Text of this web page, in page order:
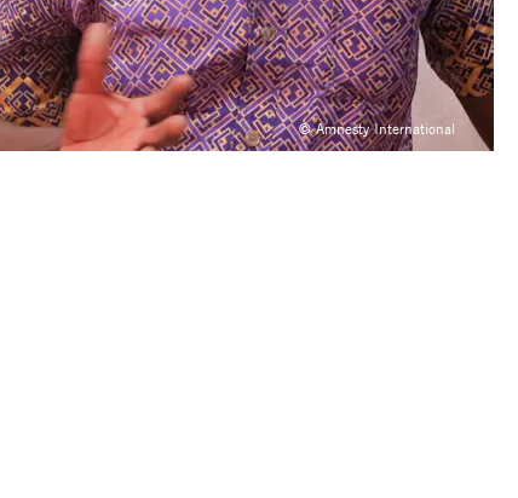
© Amnesty International